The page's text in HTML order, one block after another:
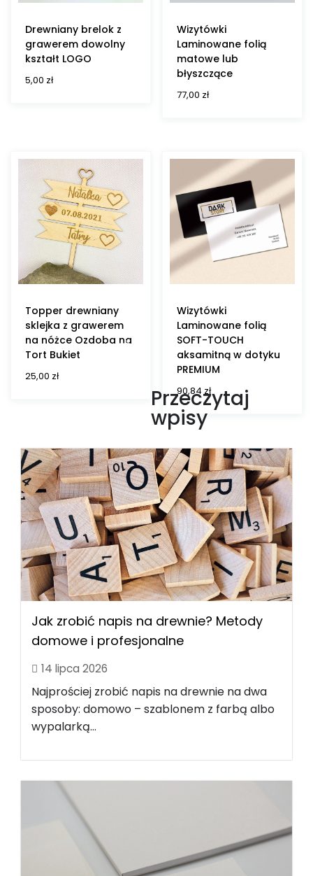
Drewniany brelok z
grawerem dowolny
kształt LOGO
5,00 zł
Wizytówki
Laminowane folią
matowe lub
błyszczące
77,00 zł
Topper drewniany
sklejka z grawerem
na nóżce Ozdoba na
Tort Bukiet
25,00 zł
Wizytówki
Laminowane folią
SOFT-TOUCH
aksamitną w dotyku
PREMIUM
90,84zł
Przeczytaj
wpisy
Jak zrobić napis na drewnie? Metody
domowe i profesjonalne
14 lipca 2026
Najprościej zrobić napis na drewnie na dwa
sposoby: domowo – szablonem z farbą albo
wypalarką...